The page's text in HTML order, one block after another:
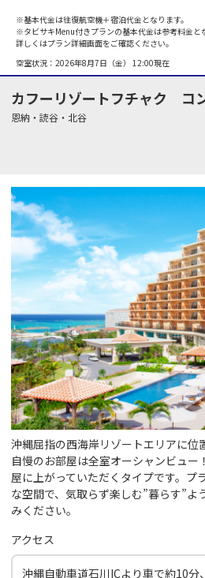
※基本代金は往復航空機＋宿泊代金となります。
※タビサキMenu付きプランの基本代金は参考料金と
詳しくはプラン詳細画面をご確認ください。
空室状況： 2026年8月7日（金） 12:00現在
カフーリゾートフチャク コ
恩納・読谷・北谷
沖縄屈指の西海岸リゾートエリアに位
自慢のお部屋は全室オーシャンビュー
屋に上がっていただくタイプです。プ
な空間で、気取らず楽しむ”暮らす”よ
みください。
アクセス
沖縄自動車道石川ICより車で約10分